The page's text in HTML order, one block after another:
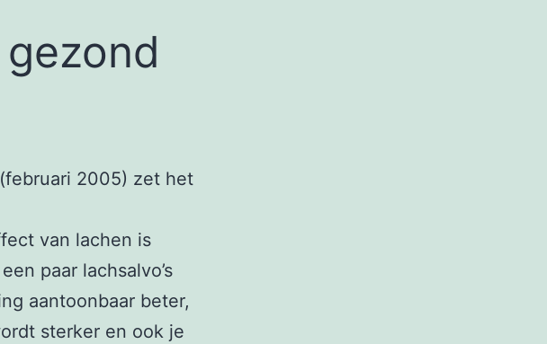
2005) zet het
van lachen is
paar lachsalvo’s
aantoonbaar beter,
sterker en ook je